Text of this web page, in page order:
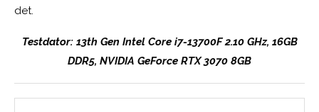
det.
Testdator: 13th Gen Intel Core i7-13700F 2.10 GHz, 16GB
DDR5, NVIDIA GeForce RTX 3070 8GB